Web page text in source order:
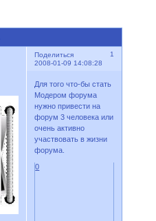
Поделиться
1
2008-01-09 14:08:28
Для того что-бы стать
Модером форума
нужно привести на
форум 3 человека или
очень активно
участвовать в жизни
форума.
0